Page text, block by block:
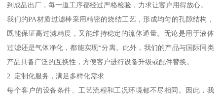
到成品出厂，每一道工序都经过严格检验，力求让客户用得放心。
我们的PA材质过滤棒采用精密的烧结工艺，形成均匀的孔隙结构，
既能保证高过滤精度，又能维持稳定的流体通量。无论是用于液体
过滤还是气体净化，都能实现*分离。此外，我们的产品与国际同类
产品具备广泛的互换性，方便客户进行设备升级或配件替换。
2. 定制化服务，满足多样化需求
每个客户的设备条件、工艺流程和工况环境都不尽相同。因此，我